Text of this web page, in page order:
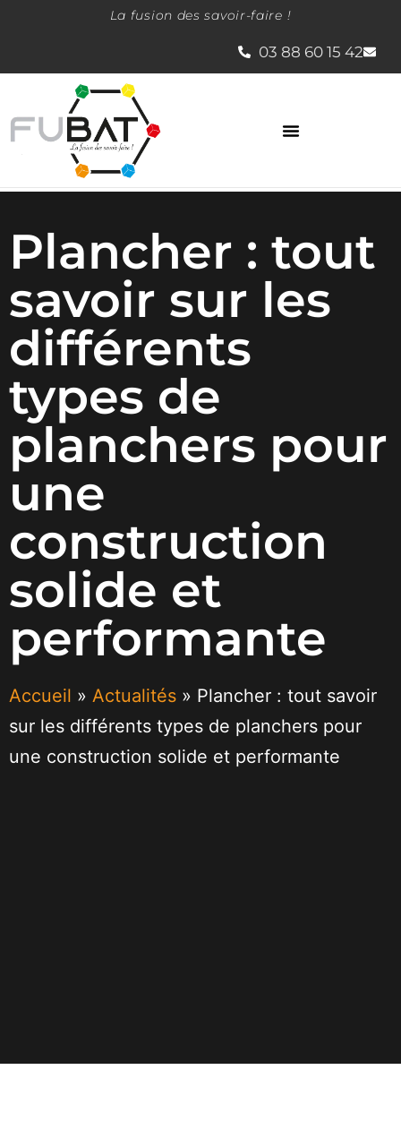
La fusion des savoir-faire !
03 88 60 15 42
Plancher : tout
savoir sur les
différents
types de
planchers pour
une
construction
solide et
performante
Accueil » Actualités » Plancher : tout savoir
sur les différents types de planchers pour
une construction solide et performante